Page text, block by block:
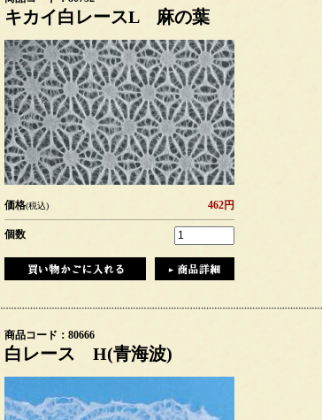
キカイ白レースL 麻の葉
価格(税込) 462円
個数
商品コード：80666
白レース H(青海波)